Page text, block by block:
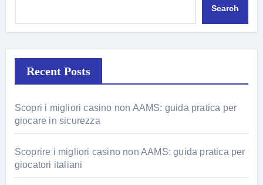
Search
Recent Posts
Scopri i migliori casino non AAMS: guida pratica per
giocare in sicurezza
Scoprire i migliori casino non AAMS: guida pratica per
giocatori italiani